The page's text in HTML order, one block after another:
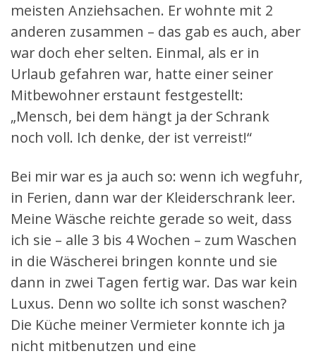
meisten Anziehsachen. Er wohnte mit 2
anderen zusammen – das gab es auch, aber
war doch eher selten. Einmal, als er in
Urlaub gefahren war, hatte einer seiner
Mitbewohner erstaunt festgestellt:
„Mensch, bei dem hängt ja der Schrank
noch voll. Ich denke, der ist verreist!“
Bei mir war es ja auch so: wenn ich wegfuhr,
in Ferien, dann war der Kleiderschrank leer.
Meine Wäsche reichte gerade so weit, dass
ich sie – alle 3 bis 4 Wochen – zum Waschen
in die Wäscherei bringen konnte und sie
dann in zwei Tagen fertig war. Das war kein
Luxus. Denn wo sollte ich sonst waschen?
Die Küche meiner Vermieter konnte ich ja
nicht mitbenutzen und eine